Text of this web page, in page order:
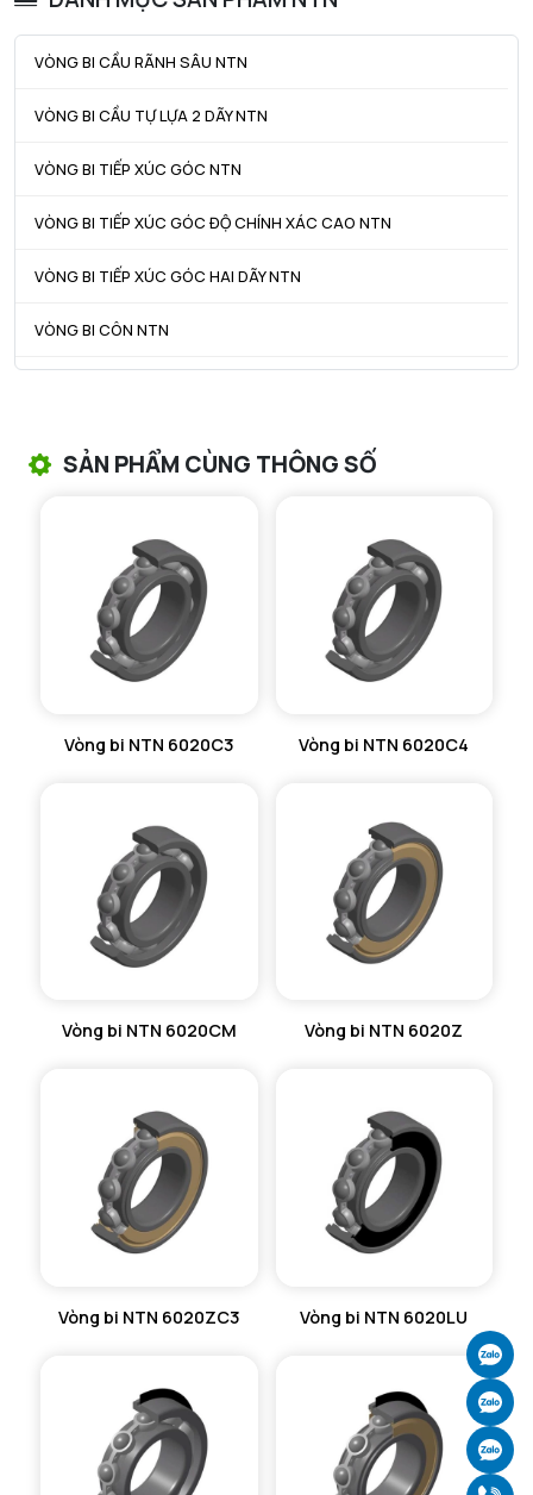
VÒNG BI CẦU RÃNH SÂU NTN
VÒNG BI CẦU TỰ LỰA 2 DÃY NTN
VÒNG BI TIẾP XÚC GÓC NTN
VÒNG BI TIẾP XÚC GÓC ĐỘ CHÍNH XÁC CAO NTN
VÒNG BI TIẾP XÚC GÓC HAI DÃY NTN
VÒNG BI CÔN NTN
VÒNG BI KIM NTN
VÒNG BI CHẶN TRỤC NTN
VÒNG BI LĂN TRỤ ĐẨY NTN
GỐI ĐỠ 2 NỬA NTN
MÁY GIA NHIỆT NTN
ra max - Bán kính góc lượn tối đa 1,5 mm
SẢN PHẨM CÙNG THÔNG SỐ
Vòng bi NTN 6020C3 Vòng bi NTN 6020C4
Vòng bi NTN 6020CM Vòng bi NTN 6020Z
Vòng bi NTN 6020ZC3 Vòng bi NTN 6020LU